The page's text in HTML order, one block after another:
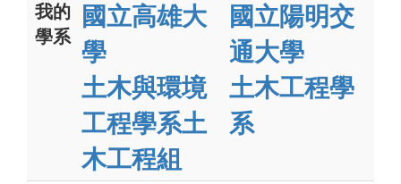
我的
學系
國立高雄大
學
土木與環境
工程學系土
木工程組
國立陽明交
通大學
土木工程學
系